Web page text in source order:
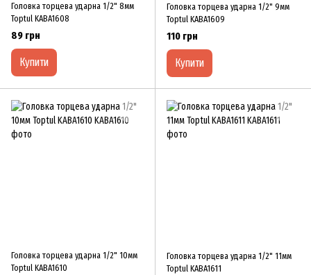
Головка торцева ударна 1/2" 8мм
Toptul KABA1608
89 грн
Купити
Головка торцева ударна 1/2" 9мм
Toptul KABA1609
110 грн
Купити
Головка торцева ударна 1/2" 10мм
Toptul KABA1610
Головка торцева ударна 1/2" 11мм
Toptul KABA1611